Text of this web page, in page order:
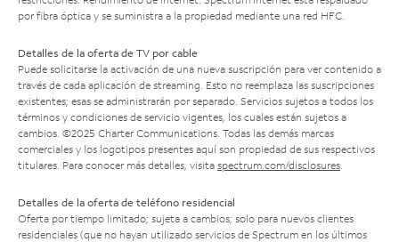
por fibra óptica y se suministra a la propiedad mediante una red HFC.
Detalles de la oferta de TV por cable
Puede solicitarse la activación de una nueva suscripción para ver contenido a
través de cada aplicación de streaming. Esto no reemplaza las suscripciones
existentes; esas se administrarán por separado. Servicios sujetos a todos los
términos y condiciones de servicio vigentes, los cuales están sujetos a
cambios. ©2025 Charter Communications. Todas las demás marcas
comerciales y los logotipos presentes aquí son propiedad de sus respectivos
titulares. Para conocer más detalles, visita spectrum.com/disclosures
Detalles de la oferta de teléfono residencial
Oferta por tiempo limitado; sujeta a cambios; solo para nuevos clientes
residenciales (que no hayan utilizado servicios de Spectrum en los últimos